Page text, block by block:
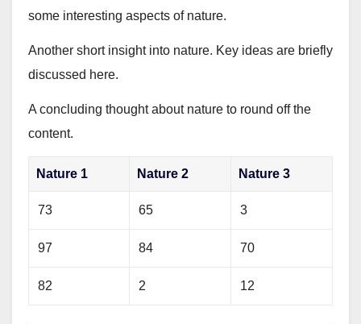
some interesting aspects of nature.
Another short insight into nature. Key ideas are briefly
discussed here.
A concluding thought about nature to round off the
content.
Nature 1 Nature 2 Nature 3
73 65 3
97 84 70
82 2 12